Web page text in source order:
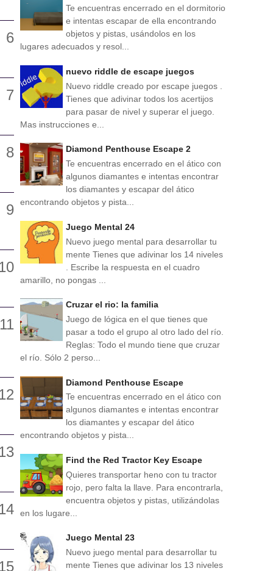
Te encuentras encerrado en el dormitorio
e intentas escapar de ella encontrando
objetos y pistas, usándolos en los
lugares adecuados y resol...
nuevo riddle de escape juegos
Nuevo riddle creado por escape juegos .
Tienes que adivinar todos los acertijos
para pasar de nivel y superar el juego.
Mas instrucciones e...
Diamond Penthouse Escape 2
Te encuentras encerrado en el ático con
algunos diamantes e intentas encontrar
los diamantes y escapar del ático
encontrando objetos y pista...
Juego Mental 24
Nuevo juego mental para desarrollar tu
mente Tienes que adivinar los 14 niveles
. Escribe la respuesta en el cuadro
amarillo, no pongas ...
Cruzar el rio: la familia
Juego de lógica en el que tienes que
pasar a todo el grupo al otro lado del río.
Reglas: Todo el mundo tiene que cruzar
el río. Sólo 2 perso...
Diamond Penthouse Escape
Te encuentras encerrado en el ático con
algunos diamantes e intentas encontrar
los diamantes y escapar del ático
encontrando objetos y pista...
Find the Red Tractor Key Escape
Quieres transportar heno con tu tractor
rojo, pero falta la llave. Para encontrarla,
encuentra objetos y pistas, utilizándolas
en los lugare...
Juego Mental 23
Nuevo juego mental para desarrollar tu
mente Tienes que adivinar los 13 niveles